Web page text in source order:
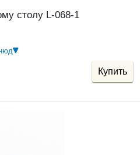
столу L-068-1
Купить